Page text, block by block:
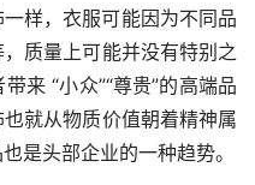
样，衣服可能因为不同品
质量上可能并没有特别之
来 “小众”“尊贵”的高端品
就从物质价值朝着精神属
是头部企业的一种趋势。